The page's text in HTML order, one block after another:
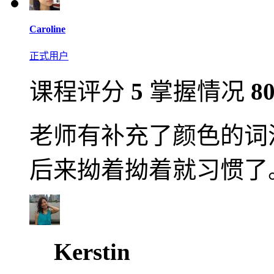
Caroline
正式用户
课程评分 5 掌握情况
老师有补充了颜色的
后来拗着拗着就习惯了
Kerstin